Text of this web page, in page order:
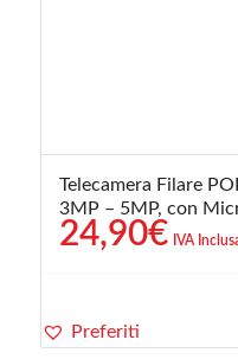
Telecamera Filare
3MP – 5MP, con
24,90€ IVA
Preferiti